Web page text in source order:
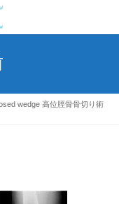
wedge 高位脛骨骨切り術